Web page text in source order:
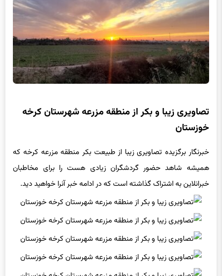
تصاویری زیبا و بکر از منطقه مزرعه شهرستان کرخه
خوزستان
خبرنگار برگزیده تصاویری زیبا از طبیعت بکر منطقه مزرعه کرخه که
همیشه شاهد حضور گردشگران زیادی هست را برای مخاطبان
خبرانلاین به اشتراک گذاشته است که در ادامه خبر آنرا خواهید دید.